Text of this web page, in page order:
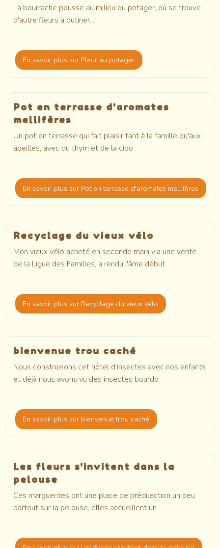
La bourrache pousse au milieu du potager, où se trouve
d'autre fleurs à butiner...
En savoir plussur Fleur au potager
Pot en terrasse d'aromates
mellifères
Un pot en terrasse qui fait plaisir tant à la famille qu'aux
abeilles, avec du thym et de la cibo
En savoir plussur Pot en terrasse d'aromates mellifères
Recyclage du vieux vélo
Mon vieux vélo acheté en seconde main via une vente
de la Ligue des Familles, a rendu l'âme début
En savoir plussur Recyclage du vieux vélo
bienvenue trou caché
Nous construisons cet hôtel d’insectes avec nos enfants
et déjà nous avons vu des insectes bourdo
En savoir plussur bienvenue trou caché
Les fleurs s'invitent dans la
pelouse
Ces marguerites ont une place de prédilection un peu
partout sur la pelouse, elles accueillent un